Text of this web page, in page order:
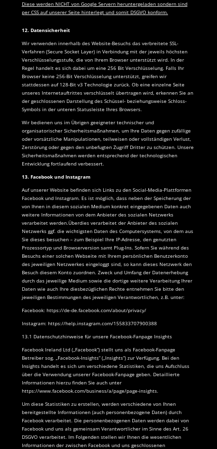
Diese werden NICHT von Google Servern heruntergeladen sondern sind
per CSS auf unserer Seite hinterlegt und somit DSGVO konform.
12. Datensicherheit
Wir verwenden innerhalb des Website-Besuchs das verbreitete SSL-
Verfahren (Secure Socket Layer) in Verbindung mit der jeweils höchsten
Verschlüsselungsstufe, die von Ihrem Browser unterstützt wird. In der
Regel handelt es sich dabei um eine 256 Bit Verschlüsselung. Falls Ihr
Browser keine 256-Bit Verschlüsselung unterstützt, greifen wir
stattdessen auf 128-Bit v3 Technologie zurück. Ob eine einzelne Seite
unseres Internetauftrittes verschlüsselt übertragen wird, erkennen Sie an
der geschlossenen Darstellung des Schüssel- beziehungsweise Schloss-
Symbols in der unteren Statusleiste Ihres Browsers.
Wir bedienen uns im Übrigen geeigneter technischer und
organisatorischer Sicherheitsmaßnahmen, um Ihre Daten gegen zufällige
oder vorsätzliche Manipulationen, teilweisen oder vollständigen Verlust,
Zerstörung oder gegen den unbefugten Zugriff Dritter zu schützen. Unsere
Sicherheitsmaßnahmen werden entsprechend der technologischen
Entwicklung fortlaufend verbessert.
13. Facebook und Instagram
Auf unserer Website befinden sich Links zu den Social-Media-Plattformen
Facebook und Instagram. Es ist möglich, dass neben der Speicherung der
von Ihnen in diesem sozialen Medium konkret eingegebenen Daten auch
weitere Informationen von dem Anbieter des sozialen Netzwerks
verarbeitet werden.Überdies verarbeitet der Anbieter des sozialen
Netzwerks ggf. die wichtigsten Daten des Computersystems, von dem aus
Sie dieses besuchen – zum Beispiel Ihre IP-Adresse, den genutzten
Prozessortyp und Browserversion samt Plug-Ins. Sofern Sie während des
Besuchs einer solchen Webseite mit Ihrem persönlichen Benutzerkonto
des jeweiligen Netzwerkes eingeloggt sind, so kann dieses Netzwerk den
Besuch diesem Konto zuordnen. Zweck und Umfang der Datenerhebung
durch das jeweilige Medium sowie die dortige weitere Verarbeitung Ihrer
Daten wie auch Ihre diesbezüglichen Rechte entnehmen Sie bitte den
jeweiligen Bestimmungen des jeweiligen Verantwortlichen, z.B. unter:
Facebook: https://de-de.facebook.com/about/privacy/
Instagram: https://help.instagram.com/155833707900388
13.1 Datenschutzhinweise für unsere Facebook-Fanpage Insights
Facebook Ireland Ltd („Facebook“) stellt uns als Facebook-Fanpage
Betreiber sog. „Facebook-Insights“ („Insights“) zur Verfügung. Bei den
Insights handelt es sich um verschiedene Statistiken, die uns Aufschluss
über die Verwendung unserer Facebook-Fanpage geben. Detaillierte
Informationen hierzu finden Sie auch unter
https://www.facebook.com/business/a/page/page-insights.
Um diese Statistiken zu erstellen, werden verschiedene von Ihnen
bereitgestellte Informationen (auch personenbezogene Daten) durch
Facebook verarbeitet. Die personenbezogenen Daten werden dabei von
Facebook und uns als gemeinsam Verantwortlicher im Sinne des Art. 26
DSGVO verarbeitet. Im Folgenden stellen wir Ihnen die wesentlichen
Informationen der zwischen Facebook und uns geschlossenen